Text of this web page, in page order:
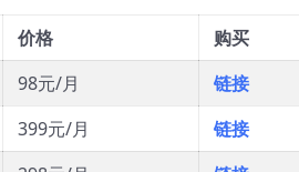
价格
购买
98元/月
链接
399元/月
链接